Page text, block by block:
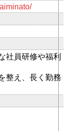
社員研修や福利
整え、長く勤務